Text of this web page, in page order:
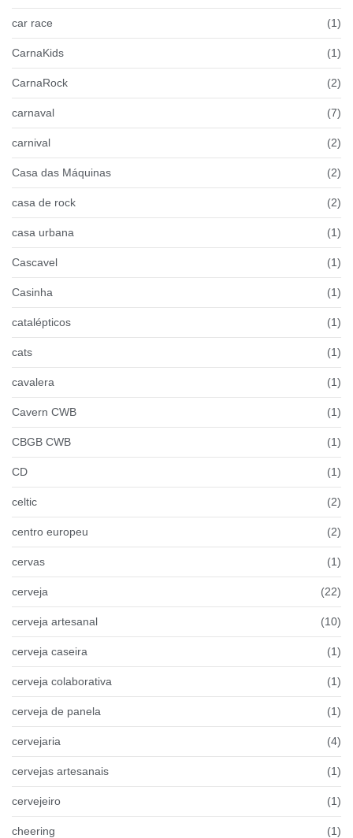
car race (1)
CarnaKids (1)
CarnaRock (2)
carnaval (7)
carnival (2)
Casa das Máquinas (2)
casa de rock (2)
casa urbana (1)
Cascavel (1)
Casinha (1)
catalépticos (1)
cats (1)
cavalera (1)
Cavern CWB (1)
CBGB CWB (1)
CD (1)
celtic (2)
centro europeu (2)
cervas (1)
cerveja (22)
cerveja artesanal (10)
cerveja caseira (1)
cerveja colaborativa (1)
cerveja de panela (1)
cervejaria (4)
cervejas artesanais (1)
cervejeiro (1)
cheering (1)